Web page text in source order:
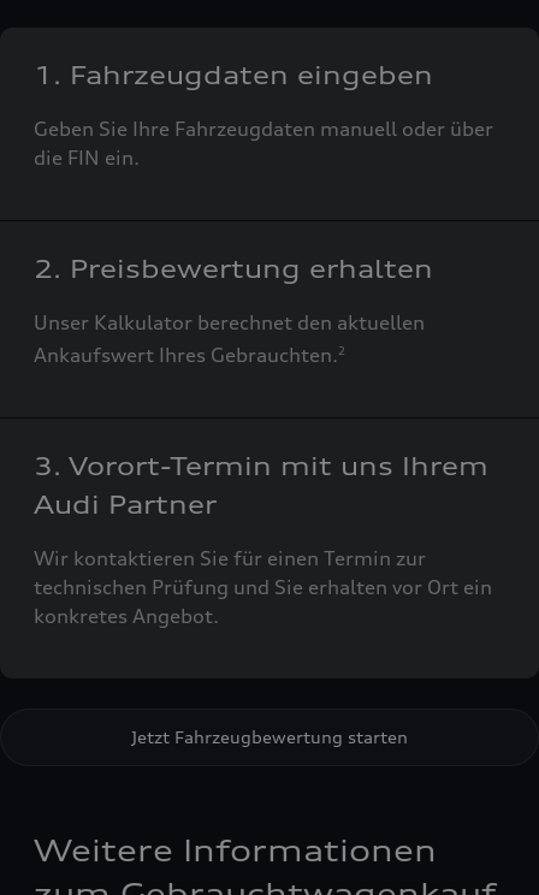
1. Fahrzeugdaten eingeben
Geben Sie Ihre Fahrzeugdaten manuell oder über
die FIN ein.
2. Preisbewertung erhalten
Unser Kalkulator berechnet den aktuellen
Ankaufswert Ihres Gebrauchten.2
3. Vorort-Termin mit uns Ihrem
Audi Partner
Wir kontaktieren Sie für einen Termin zur
technischen Prüfung und Sie erhalten vor Ort ein
konkretes Angebot.
Jetzt Fahrzeugbewertung starten
Weitere Informationen